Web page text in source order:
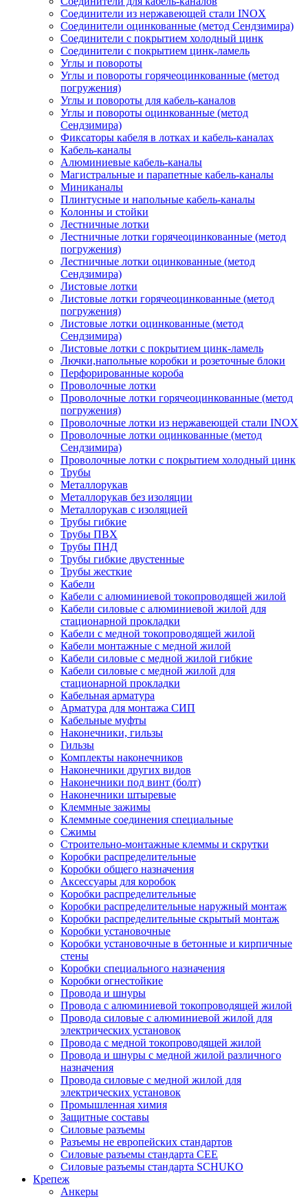
Соединители из нержавеющей стали INOX
Соединители оцинкованные (метод Сендзимира)
Соединители с покрытием холодный цинк
Соединители с покрытием цинк-ламель
Углы и повороты
Углы и повороты горячеоцинкованные (метод
погружения)
Углы и повороты для кабель-каналов
Углы и повороты оцинкованные (метод
Сендзимира)
Фиксаторы кабеля в лотках и кабель-каналах
Кабель-каналы
Алюминиевые кабель-каналы
Магистральные и парапетные кабель-каналы
Миниканалы
Плинтусные и напольные кабель-каналы
Колонны и стойки
Лестничные лотки
Лестничные лотки горячеоцинкованные (метод
погружения)
Лестничные лотки оцинкованные (метод
Сендзимира)
Листовые лотки
Листовые лотки горячеоцинкованные (метод
погружения)
Листовые лотки оцинкованные (метод
Сендзимира)
Листовые лотки с покрытием цинк-ламель
Лючки,напольные коробки и розеточные блоки
Перфорированные короба
Проволочные лотки
Проволочные лотки горячеоцинкованные (метод
погружения)
Проволочные лотки из нержавеющей стали INOX
Проволочные лотки оцинкованные (метод
Сендзимира)
Проволочные лотки с покрытием холодный цинк
Трубы
Металлорукав
Металлорукав без изоляции
Металлорукав с изоляцией
Трубы гибкие
Трубы ПВХ
Трубы ПНД
Трубы гибкие двустенные
Трубы жесткие
Кабели
Кабели с алюминиевой токопроводящей жилой
Кабели силовые с алюминиевой жилой для
стационарной прокладки
Кабели с медной токопроводящей жилой
Кабели монтажные с медной жилой
Кабели силовые с медной жилой гибкие
Кабели силовые с медной жилой для
стационарной прокладки
Кабельная арматура
Арматура для монтажа СИП
Кабельные муфты
Наконечники, гильзы
Гильзы
Комплекты наконечников
Наконечники других видов
Наконечники под винт (болт)
Наконечники штыревые
Клеммные зажимы
Клеммные соединения специальные
Сжимы
Строительно-монтажные клеммы и скрутки
Коробки распределительные
Коробки общего назначения
Аксессуары для коробок
Коробки распределительные
Коробки распределительные наружный монтаж
Коробки распределительные скрытый монтаж
Коробки установочные
Коробки установочные в бетонные и кирпичные
стены
Коробки специального назначения
Коробки огнестойкие
Провода и шнуры
Провода с алюминиевой токопроводящей жилой
Провода силовые с алюминиевой жилой для
электрических установок
Провода с медной токопроводящей жилой
Провода и шнуры с медной жилой различного
назначения
Провода силовые с медной жилой для
электрических установок
Промышленная химия
Защитные составы
Силовые разъемы
Разъемы не европейских стандартов
Силовые разъемы стандарта CEE
Силовые разъемы стандарта SCHUKO
Крепеж
Анкеры